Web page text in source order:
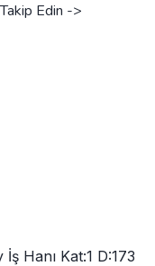
Edin ->
Hanı Kat:1 D:173